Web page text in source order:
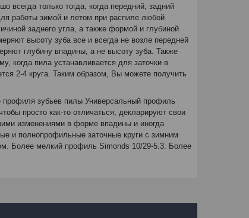
всегда только тогда, когда передний, задний
работы зимой и летом при распиле любой
заднего угла, а также формой и глубиной
высоту зуба все и всегда не возле передней
глубину впадины, а не высоту зуба. Также
когда пила устанавливается для заточки в
2-4 круга. Таким образом, Вы можете получить
зубьев пилы Универсальный профиль
просто как-то отличаться, декларируют свои
изменениями в форме впадины и иногда
и полнопрофильные заточные круги с зимним
Более мелкий профиль Simonds 10/29-5.3. Более